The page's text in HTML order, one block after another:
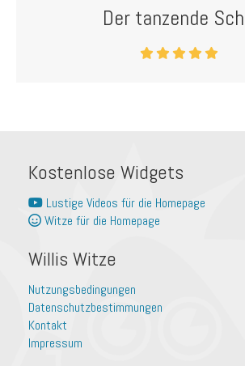
Der tanzende
Kostenlose Widgets
Lustige Videos für die Homepage
Witze für die Homepage
Willis Witze
Nutzungsbedingungen
Datenschutzbestimmungen
Kontakt
Impressum